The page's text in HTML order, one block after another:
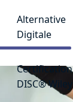
Alternative
Digitale
Certification
DISC® Wiley